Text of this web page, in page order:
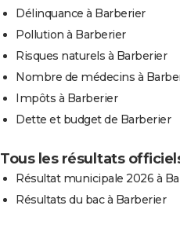
Délinquance à Barberier
Pollution à Barberier
Risques naturels à Barberier
Nombre de médecins à
Impôts à Barberier
Dette et budget de Barberier
Tous les résultats
Résultat municipale 2026 à
Résultats du bac à Barberier